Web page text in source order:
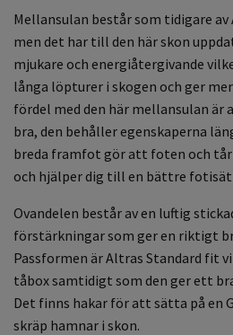
Mellansulan består som tidigare av
men det har till den här skon
mjukare och energiåtergivande
långa löpturer i skogen och ger
fördel med den här mellansulan
bra, den behåller egenskaperna
breda framfot gör att foten och
och hjälper dig till en bättre
Ovandelen består av en luftig
förstärkningar som ger en riktigt
Passformen är Altras Standard fit
tåbox samtidigt som den ger ett
Det finns hakar för att sätta på en
skräp hamnar i skon.